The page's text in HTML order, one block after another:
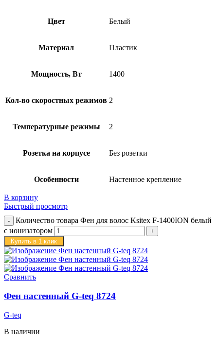
Цвет Белый
Материал Пластик
Мощность, Вт 1400
Кол-во скоростных режимов 2
Температурные режимы 2
Розетка на корпусе Без розетки
Особенности Настенное крепление
В корзину
Быстрый просмотр
Количество товара Фен для волос Ksitex F-1400ION белый
с ионизатором
Купить в 1 клик
Сравнить
Фен настенный G-teq 8724
G-teq
В наличии